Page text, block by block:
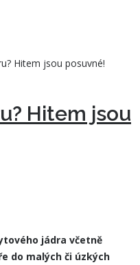
Hitem jsou posuvné!
Hitem jsou
jádra včetně
do malých či úzkých